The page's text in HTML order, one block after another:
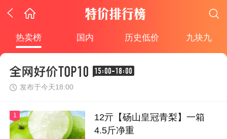
热卖榜 国内 历史低价 九块九
15:00-18:00
发布于今天18:00
1
12亓【砀山皇冠青梨】一箱
4.5斤净重